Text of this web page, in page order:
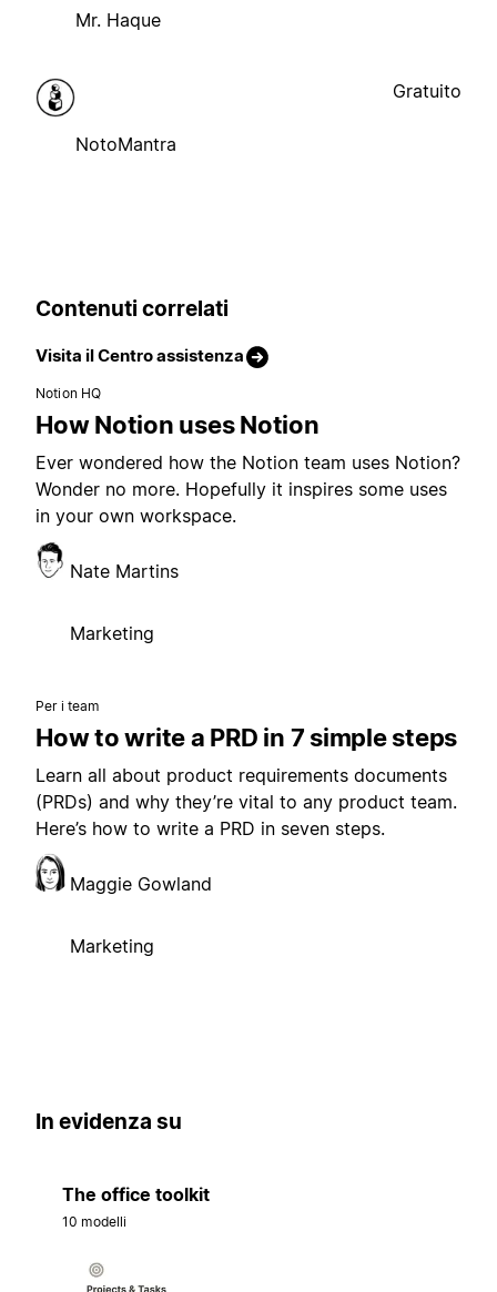
Mr. Haque
NotoMantra
Gratuito
Contenuti correlati
Visita il Centro assistenza
Notion HQ
How Notion uses Notion
Ever wondered how the Notion team uses Notion?
Wonder no more. Hopefully it inspires some uses
in your own workspace.
Nate Martins
Marketing
Per i team
How to write a PRD in 7 simple steps
Learn all about product requirements documents
(PRDs) and why they’re vital to any product team.
Here’s how to write a PRD in seven steps.
Maggie Gowland
Marketing
In evidenza su
The office toolkit
10 modelli